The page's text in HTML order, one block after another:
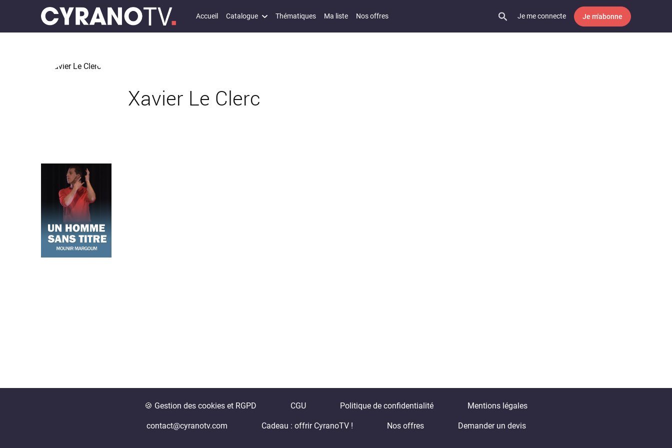
Accueil Catalogue Thématiques Ma liste Nos offres Je me connecte Je m'abonne
Xavier Le Clerc
🍪 Gestion des cookies et RGPD CGU Politique de confidentialité Mentions légales
contact@cyranotv.com Cadeau : offrir CyranoTV ! Nos offres Demander un devis